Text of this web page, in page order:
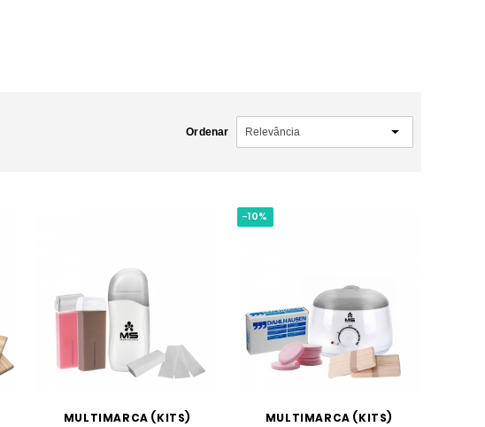
Ordenar
MULTIMARCA (KITS)
-10%
MULTIMARCA (KITS)